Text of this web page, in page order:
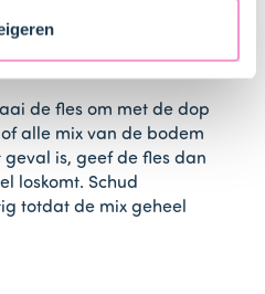
(400 ml)
de fles. Voeg
de fles om met de dop
alle mix van de bodem
is, geef de fles dan
loskomt. Schud
totdat de mix geheel